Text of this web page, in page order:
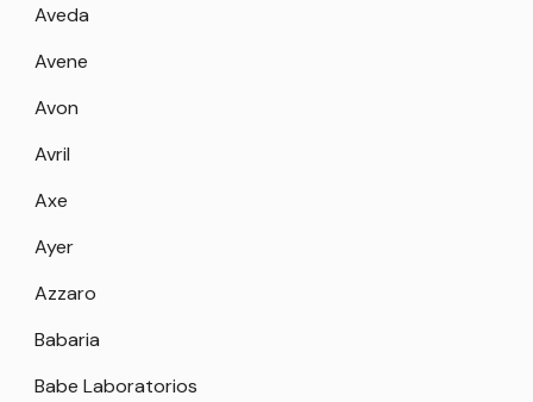
Aveda
Avene
Avon
Avril
Axe
Ayer
Azzaro
Babaria
Babe Laboratorios